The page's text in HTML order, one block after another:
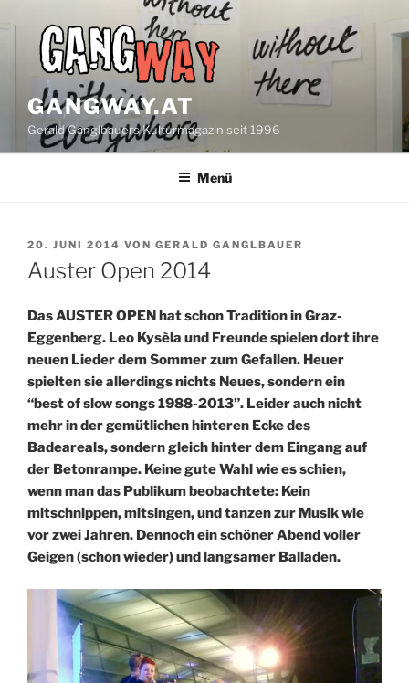
springen
GANGWAY.AT
Gerald Ganglbauers Kulturmagazin seit 1996
Menü
VERÖFFENTLICHT
AM
20. JUNI 2014 VON GERALD GANGLBAUER
Auster Open 2014
Das AUSTER OPEN hat schon Tradition in Graz-
Eggenberg. Leo Kysèla und Freunde spielen dort ihre
neuen Lieder dem Sommer zum Gefallen. Heuer
spielten sie allerdings nichts Neues, sondern ein
“best of slow songs 1988-2013”. Leider auch nicht
mehr in der gemütlichen hinteren Ecke des
Badeareals, sondern gleich hinter dem Eingang auf
der Betonrampe. Keine gute Wahl wie es schien,
wenn man das Publikum beobachtete: Kein
mitschnippen, mitsingen, und tanzen zur Musik wie
vor zwei Jahren. Dennoch ein schöner Abend voller
Geigen (schon wieder) und langsamer Balladen.